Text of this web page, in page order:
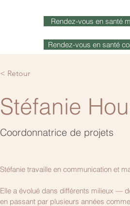
Rendez-vous en santé
Rendez-vous en santé
(514) 374-6338
Santé corporelle Santé
Accueil / Équipe santé mentale (Item)
< Retour
Stéfanie
Coordonnatrice de projets
Stéfanie travaille en communication et
Elle a évolué dans différents milieux —
en passant par plusieurs années